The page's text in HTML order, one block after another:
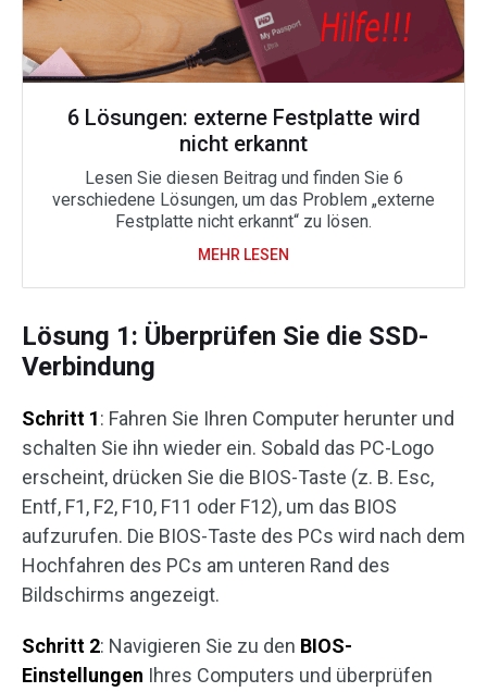
6 Lösungen: externe Festplatte wird
nicht erkannt
Lesen Sie diesen Beitrag und finden Sie 6
verschiedene Lösungen, um das Problem „externe
Festplatte nicht erkannt“ zu lösen.
MEHR LESEN
Lösung 1: Überprüfen Sie die SSD-
Verbindung
Schritt 1: Fahren Sie Ihren Computer herunter und
schalten Sie ihn wieder ein. Sobald das PC-Logo
erscheint, drücken Sie die BIOS-Taste (z. B. Esc,
Entf, F1, F2, F10, F11 oder F12), um das BIOS
aufzurufen. Die BIOS-Taste des PCs wird nach dem
Hochfahren des PCs am unteren Rand des
Bildschirms angezeigt.
Schritt 2: Navigieren Sie zu den BIOS-
Einstellungen Ihres Computers und überprüfen